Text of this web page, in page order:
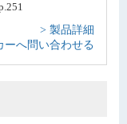
> 製品詳細
ーへ問い合わせる